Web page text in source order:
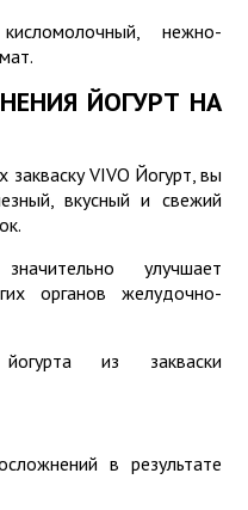
нежно-
ЙОГУРТ НА
VIVO Йогурт, вы
вкусный и свежий
улучшает
органов желудочно-
йогурта из закваски
в результате